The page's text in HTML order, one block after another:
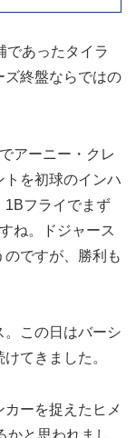
あったタイラ
ズ終盤ならではの
アーニー・クレ
トを初球のインハ
1Bフライでまず
ね。ドジャース
ですが、勝利も
この日はバーシ
てきました。
ーを捉えたヒメ